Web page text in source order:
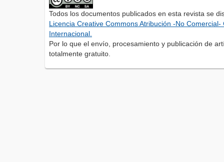
Todos los documentos publicados en esta revista se
Licencia Creative Commons Atribución -No
Internacional.
Por lo que el envío, procesamiento y publicación de
totalmente gratuito.